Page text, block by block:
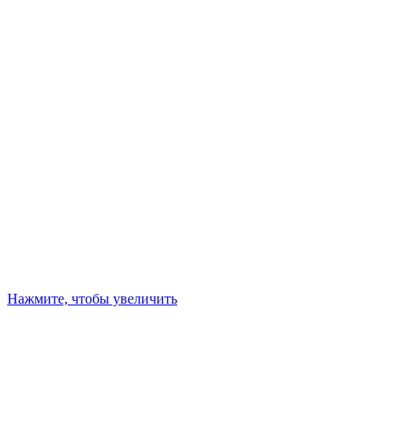
Нажмите, чтобы увеличить